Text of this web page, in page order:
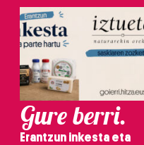
Gure berri.
Erantzun inkesta eta